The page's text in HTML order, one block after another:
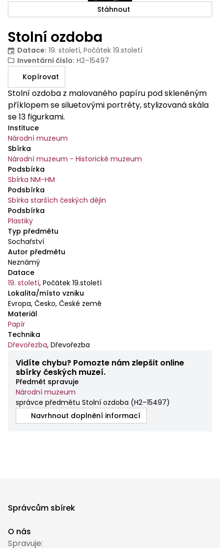
Stolní ozdoba
Datace: 19. století, Počátek 19.století
Inventární číslo: H2–15497
Kopírovat
Stolní ozdoba z malovaného papíru pod skleněným
příklopem se siluetovými portréty, stylizovaná skála
se 13 figurkami.
Instituce
Národní muzeum
Sbírka
Národní muzeum - Historické muzeum
Podsbírka
Sbírka NM-HM
Podsbírka
Sbírka starších českých dějin
Podsbírka
Plastiky
Typ předmětu
Sochařství
Autor předmětu
Neznámý
Datace
19. století, Počátek 19.století
Lokalita/místo vzniku
Evropa, Česko, České země
Materiál
Papír
Technika
Dřevořezba, Dřevořezba
Vidíte chybu? Pomozte nám zlepšit online
sbírky českých muzeí.
Předmět spravuje
Národní muzeum
správce předmětu Stolní ozdoba (H2–15497)
Navrhnout doplnění informací
Stáhnout
Správcům sbírek
O nás
Spravuje: